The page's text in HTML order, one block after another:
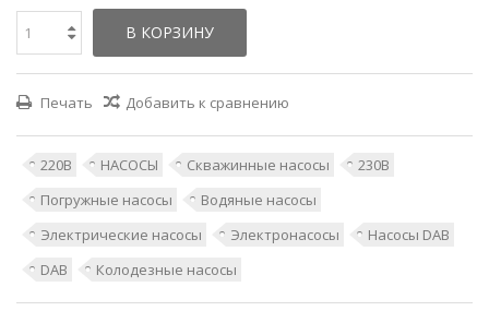
В КОРЗИНУ
Печать Добавить к сравнению
220В НАСОСЫ Скважинные насосы
230В
Погружные насосы
Водяные насосы
Электрические насосы
Электронасосы
Насосы DAB
DAB
Колодезные насосы